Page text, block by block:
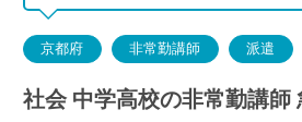
京都府 非常勤講師 派遣
社会 中学高校の非常勤講師